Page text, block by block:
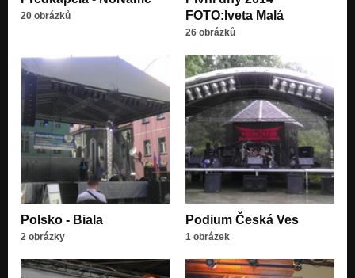
20 obrázků
FOTO:Iveta Malá
26 obrázků
Polsko - Biala
2 obrázky
Podium Česká Ves
1 obrázek